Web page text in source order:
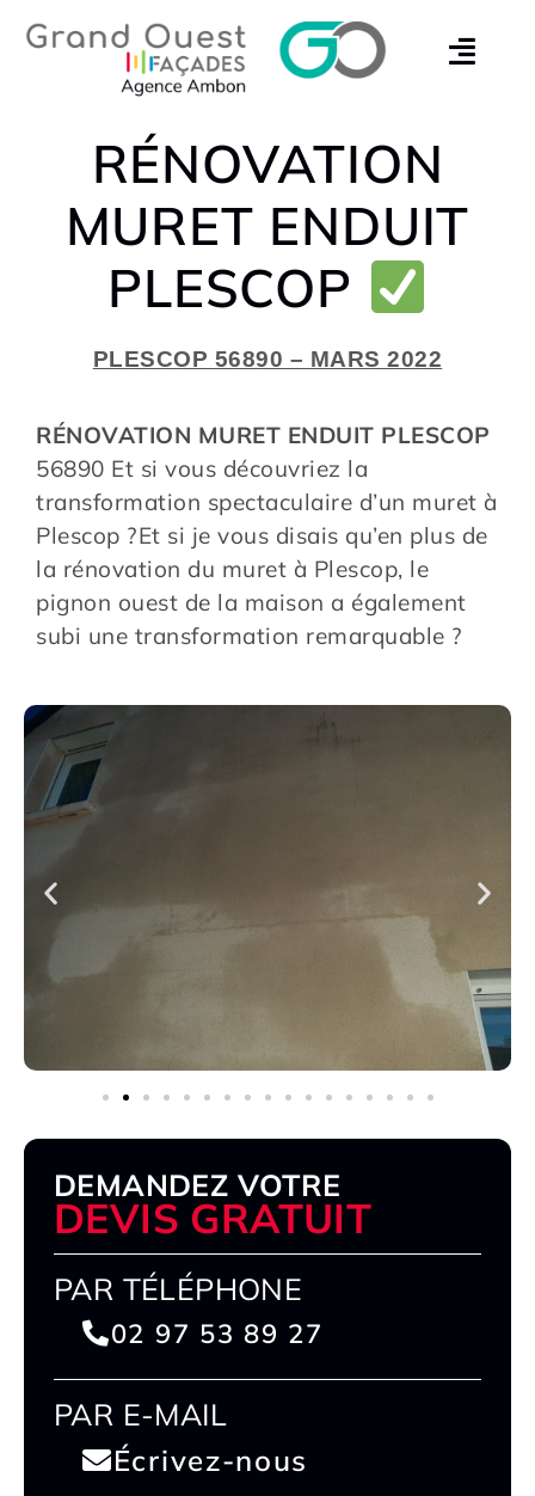
RÉNOVATION
MURET ENDUIT
PLESCOP
PLESCOP 56890 – MARS 2022
RÉNOVATION MURET ENDUIT PLESCOP
56890 Et si vous découvriez la
transformation spectaculaire d’un muret à
Plescop ?Et si je vous disais qu’en plus de
la rénovation du muret à Plescop, le
pignon ouest de la maison a également
subi une transformation remarquable ?
DEMANDEZ VOTRE
DEVIS GRATUIT
PAR TÉLÉPHONE
02 97 53 89 27
PAR E-MAIL
Écrivez-nous